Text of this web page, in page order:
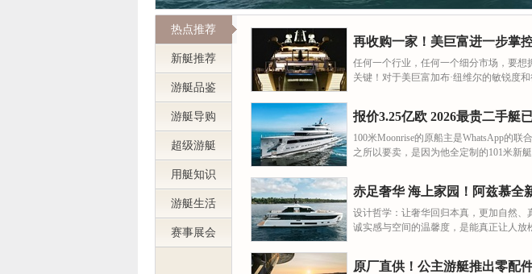
热点推荐
新艇推荐
游艇品鉴
游艇导购
超级游艇
用艇知识
游艇生活
赛事展会
再收购一家！美巨富进一步掌
任何一个行业，任何一个细分市场，要想
关键！对于美巨富加布·纽维尔的敏锐度
报价3.25亿欧 2026最贵二手艇
100米Moonrise的原船主是WhatsApp的联
之所以要卖，是因为他全定制的101米新
赤足奢华 海上家园！阿兹慕全
设计哲学：让奢华回归本真，更加自然、
诚实感与空间的温馨度，是能真正让人放
原厂直供！公主游艇推出零配